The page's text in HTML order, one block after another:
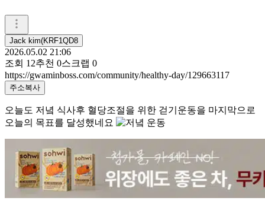
Jack kim(KRF1QD8
2026.05.02 21:06
조회 12추천 0스크랩 0
https://gwaminboss.com/community/healthy-day/129663117
주소복사
오늘도 저녘 식사후 혈당조절을 위한 걷기운동을 마지막으로
오늘의 목표를 달성했네요